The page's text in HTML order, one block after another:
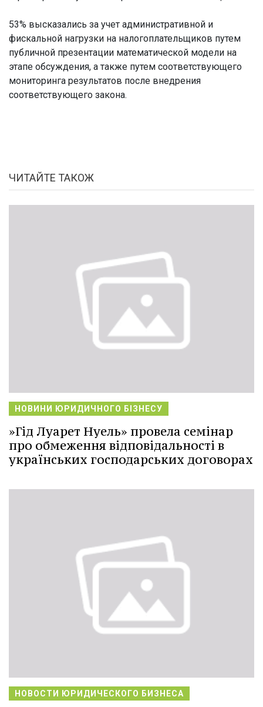
53% высказались за учет административной и
фискальной нагрузки на налогоплательщиков путем
публичной презентации математической модели на
этапе обсуждения, а также путем соответствующего
мониторинга результатов после внедрения
соответствующего закона.
ЧИТАЙТЕ ТАКОЖ
НОВИНИ ЮРИДИЧНОГО БІЗНЕСУ
»Гід Луарет Нуель» провела семінар
про обмеження відповідальності в
українських господарських договорах
НОВОСТИ ЮРИДИЧЕСКОГО БИЗНЕСА